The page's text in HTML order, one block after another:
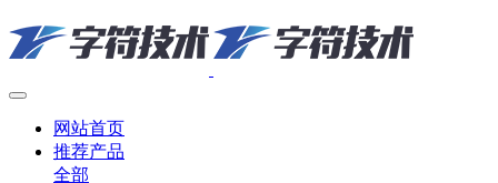
网站首页
推荐产品
全部